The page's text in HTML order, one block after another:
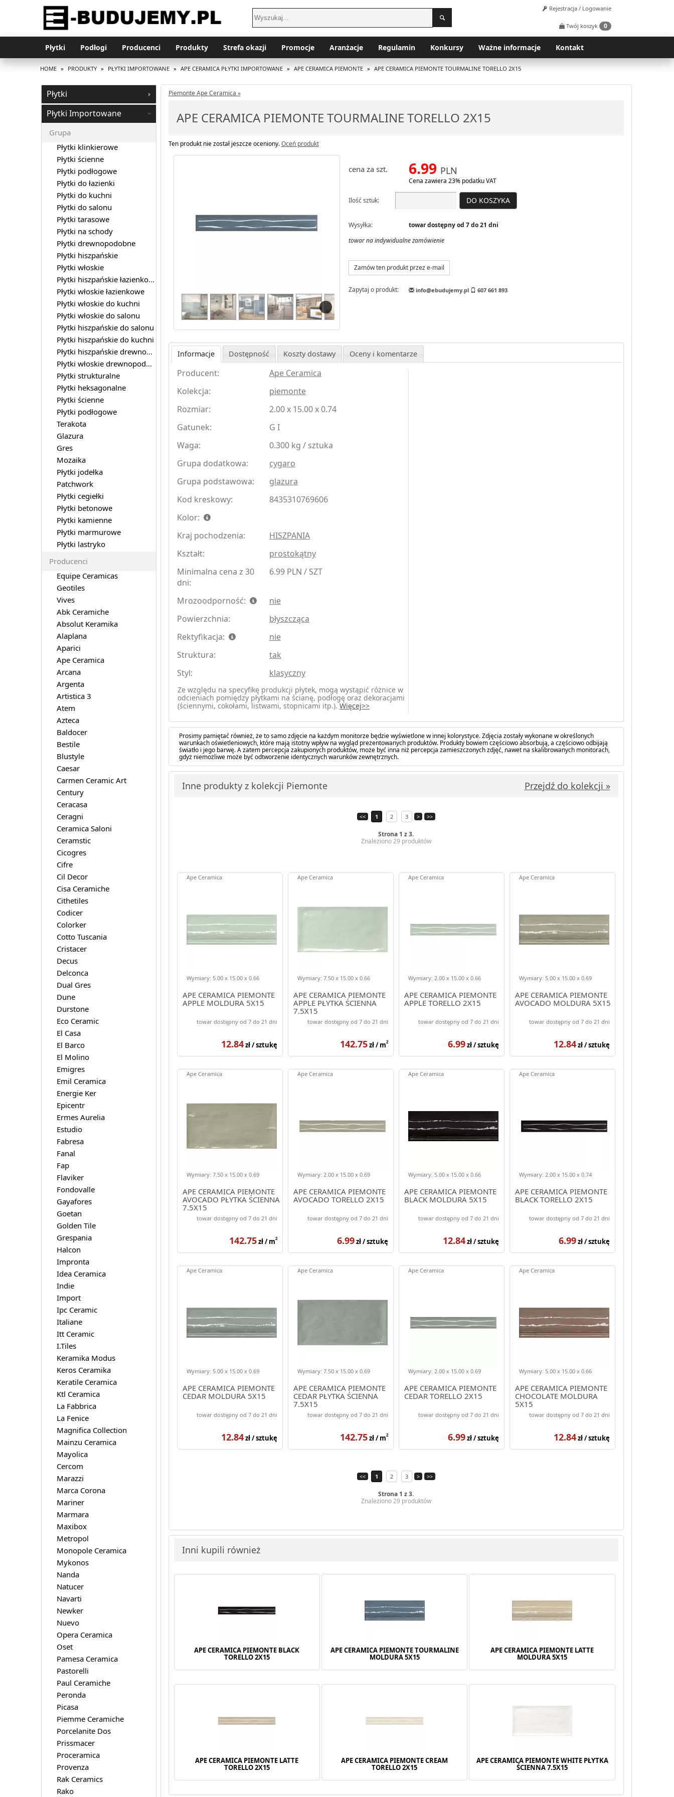
Rejestracja / Logowanie
Twój koszyk 0
Płytki Podłogi Producenci Produkty Strefa okazji Promocje Aranżacje Regulamin Konkursy Ważne informacje Kontakt
HOME » PRODUKTY » PŁYTKI IMPORTOWANE » APE CERAMICA PŁYTKI IMPORTOWANE » APE CERAMICA PIEMONTE » APE CERAMICA PIEMONTE TOURMALINE TORELLO 2X15
Piemonte Ape Ceramica »
APE CERAMICA PIEMONTE TOURMALINE TORELLO 2X15
Ten produkt nie został jeszcze oceniony.Oceń produkt
cena za szt. 6.99 PLN
Cena zawiera 23% podatku VAT
Ilość sztuk: DO KOSZYKA
Wysyłka:
towar dostępny od 7 do 21 dni
towar na indywidualne zamówienie
Zamów ten produkt przez e-mail
Zapytaj o produkt: info@ebudujemy.pl 607 661 893
Informacje Dostępność Koszty dostawy Oceny i komentarze
Producent:
Ape Ceramica
Kolekcja:
piemonte
Rozmiar:
2.00 x 15.00 x 0.74
Gatunek:
G I
Waga:
0.300 kg / sztuka
Grupa dodatkowa:
cygaro
Grupa podstawowa:
glazura
Kod kreskowy:
8435310769606
Kolor:
Kraj pochodzenia:
HISZPANIA
Kształt:
prostokątny
Minimalna cena z 30
dni:
6.99 PLN / SZT
Mrozoodporność:
nie
Powierzchnia:
błyszcząca
Rektyfikacja:
nie
Struktura:
tak
Styl:
klasyczny
Ze względu na specyfikę produkcji płytek, mogą wystąpić różnice w
odcieniach pomiędzy płytkami na ścianę, podłogę oraz dekoracjami
(ściennymi, cokołami, listwami, stopnicami itp.). Więcej>>
Prosimy pamiętać również, że to samo zdjęcie na każdym monitorze będzie wyświetlone w innej kolorystyce. Zdjęcia zostały wykonane w określonych
warunkach oświetleniowych, które mają istotny wpływ na wygląd prezentowanych produktów. Produkty bowiem częściowo absorbują, a częściowo odbijają
światło i jego barwę. A zatem percepcja zakupionych produktów, może być inna niż percepcja zamieszczonych zdjęć, nawet na skalibrowanych monitorach,
gdyż niemożliwe może być odtworzenie identycznych warunków zewnętrznych.
Inne produkty z kolekcji Piemonte Przejdź do kolekcji »
<< 1 2 3 > >>
Strona 1 z 3.
Znaleziono 29 produktów
APE CERAMICA PIEMONTE
APPLE MOLDURA 5X15
Wymiary: 5.00 x 15.00 x 0.66
Ape Ceramica
towar dostępny od 7 do 21 dni
12.84zł / sztukę
APE CERAMICA PIEMONTE
APPLE PŁYTKA ŚCIENNA
7.5X15
Wymiary: 7.50 x 15.00 x 0.66
Ape Ceramica
towar dostępny od 7 do 21 dni
142.75zł / m2
APE CERAMICA PIEMONTE
APPLE TORELLO 2X15
Wymiary: 2.00 x 15.00 x 0.66
Ape Ceramica
towar dostępny od 7 do 21 dni
6.99zł / sztukę
APE CERAMICA PIEMONTE
AVOCADO MOLDURA 5X15
Wymiary: 5.00 x 15.00 x 0.69
Ape Ceramica
towar dostępny od 7 do 21 dni
12.84zł / sztukę
APE CERAMICA PIEMONTE
AVOCADO PŁYTKA ŚCIENNA
7.5X15
Wymiary: 7.50 x 15.00 x 0.69
Ape Ceramica
towar dostępny od 7 do 21 dni
142.75zł / m2
APE CERAMICA PIEMONTE
AVOCADO TORELLO 2X15
Wymiary: 2.00 x 15.00 x 0.69
Ape Ceramica
towar dostępny od 7 do 21 dni
6.99zł / sztukę
APE CERAMICA PIEMONTE
BLACK MOLDURA 5X15
Wymiary: 5.00 x 15.00 x 0.66
Ape Ceramica
towar dostępny od 7 do 21 dni
12.84zł / sztukę
APE CERAMICA PIEMONTE
BLACK TORELLO 2X15
Wymiary: 2.00 x 15.00 x 0.74
Ape Ceramica
towar dostępny od 7 do 21 dni
6.99zł / sztukę
APE CERAMICA PIEMONTE
CEDAR MOLDURA 5X15
Wymiary: 5.00 x 15.00 x 0.69
Ape Ceramica
towar dostępny od 7 do 21 dni
12.84zł / sztukę
APE CERAMICA PIEMONTE
CEDAR PŁYTKA ŚCIENNA
7.5X15
Wymiary: 7.50 x 15.00 x 0.69
Ape Ceramica
towar dostępny od 7 do 21 dni
142.75zł / m2
APE CERAMICA PIEMONTE
CEDAR TORELLO 2X15
Wymiary: 2.00 x 15.00 x 0.69
Ape Ceramica
towar dostępny od 7 do 21 dni
6.99zł / sztukę
APE CERAMICA PIEMONTE
CHOCOLATE MOLDURA
5X15
Wymiary: 5.00 x 15.00 x 0.66
Ape Ceramica
towar dostępny od 7 do 21 dni
12.84zł / sztukę
<< 1 2 3 > >>
Strona 1 z 3.
Znaleziono 29 produktów
Inni kupili również
APE CERAMICA PIEMONTE BLACK
TORELLO 2X15
APE CERAMICA PIEMONTE TOURMALINE
MOLDURA 5X15
APE CERAMICA PIEMONTE LATTE
MOLDURA 5X15
APE CERAMICA PIEMONTE LATTE
TORELLO 2X15
APE CERAMICA PIEMONTE CREAM
TORELLO 2X15
APE CERAMICA PIEMONTE WHITE PŁYTKA
ŚCIENNA 7.5X15
Płytki
Płytki Importowane
Grupa
Płytki klinkierowe
Płytki ścienne
Płytki podłogowe
Płytki do łazienki
Płytki do kuchni
Płytki do salonu
Płytki tarasowe
Płytki na schody
Płytki drewnopodobne
Płytki hiszpańskie
Płytki włoskie
Płytki hiszpańskie łazienkowe
Płytki włoskie łazienkowe
Płytki włoskie do kuchni
Płytki włoskie do salonu
Płytki hiszpańskie do salonu
Płytki hiszpańskie do kuchni
Płytki hiszpańskie drewnopodobne
Płytki włoskie drewnopodobne
Płytki strukturalne
Płytki heksagonalne
Płytki ścienne
Płytki podłogowe
Terakota
Glazura
Gres
Mozaika
Płytki jodełka
Patchwork
Płytki cegiełki
Płytki betonowe
Płytki kamienne
Płytki marmurowe
Płytki lastryko
Producenci
Equipe Ceramicas
Geotiles
Vives
Abk Ceramiche
Absolut Keramika
Alaplana
Aparici
Ape Ceramica
Arcana
Argenta
Artistica 3
Atem
Azteca
Baldocer
Bestile
Blustyle
Caesar
Carmen Ceramic Art
Century
Ceracasa
Ceragni
Ceramica Saloni
Ceramstic
Cicogres
Cifre
Cil Decor
Cisa Ceramiche
Cithetiles
Codicer
Colorker
Cotto Tuscania
Cristacer
Decus
Delconca
Dual Gres
Dune
Durstone
Eco Ceramic
El Casa
El Barco
El Molino
Emigres
Emil Ceramica
Energie Ker
Epicentr
Ermes Aurelia
Estudio
Fabresa
Fanal
Fap
Flaviker
Fondovalle
Gayafores
Goetan
Golden Tile
Grespania
Halcon
Impronta
Idea Ceramica
Indie
Import
Ipc Ceramic
Italiane
Itt Ceramic
I.Tiles
Keramika Modus
Keros Ceramika
Keratile Ceramica
Ktl Ceramica
La Fabbrica
La Fenice
Magnifica Collection
Mainzu Ceramica
Mayolica
Cercom
Marazzi
Marca Corona
Mariner
Marmara
Maxibox
Metropol
Monopole Ceramica
Mykonos
Nanda
Natucer
Navarti
Newker
Nuevo
Opera Ceramica
Oset
Pamesa Ceramica
Pastorelli
Paul Ceramiche
Peronda
Picasa
Piemme Ceramiche
Porcelanite Dos
Prissmacer
Proceramica
Provenza
Rak Ceramics
Rako